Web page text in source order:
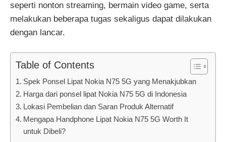
seperti nonton streaming, bermain video game, serta
melakukan beberapa tugas sekaligus dapat dilakukan
dengan lancar.
Table of Contents
Spek Ponsel Lipat Nokia N75 5G yang Menakjubkan
Harga dari ponsel lipat Nokia N75 5G di Indonesia
Lokasi Pembelian dan Saran Produk Alternatif
Mengapa Handphone Lipat Nokia N75 5G Worth It
untuk Dibeli?